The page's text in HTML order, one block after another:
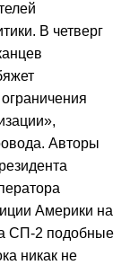
В четверг
Авторы
Америки на
СП-2 подобные
никак не